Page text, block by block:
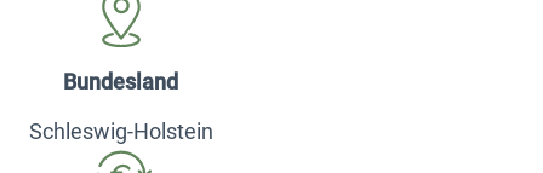
Bundesland
Schleswig-Holstein